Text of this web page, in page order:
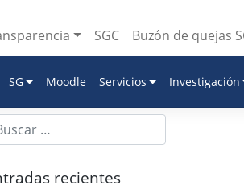
SGC Buzón de quejas
SG Moodle Servicios Investigación
recientes